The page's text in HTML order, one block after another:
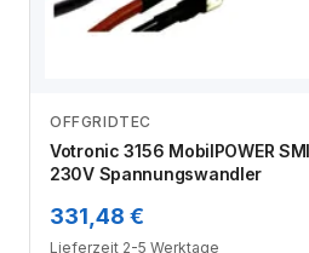
OFFGRIDTEC
Votronic 3156 MobilPOWER
230V Spannungswandler
331,48 €
Lieferzeit 2-5 Werktage